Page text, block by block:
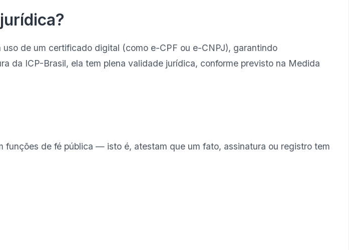
de um certificado digital (como e-CPF ou e-CNPJ), garantindo
da ICP-Brasil, ela tem plena validade jurídica, conforme previsto na Medida
de fé pública — isto é, atestam que um fato, assinatura ou registro tem